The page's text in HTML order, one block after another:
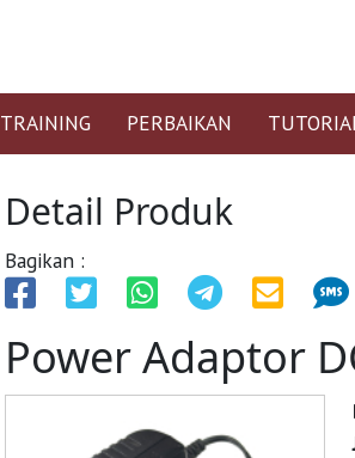
TRAINING PERBAIKAN
Detail Produk
Bagikan :
Power Adaptor